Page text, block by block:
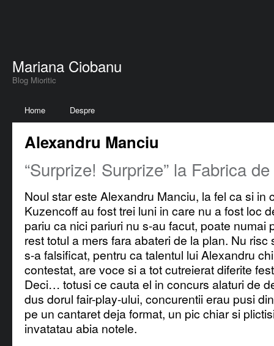
Mariana Ciobanu
Blog Mioritic
Home Despre
Alexandru Manciu
“Surprize! Surprize” la Fabrica
Noul star este Alexandru Manciu, la fel ca si in
Kuzencoff au fost trei luni in care nu a fost loc
pariu ca nici pariuri nu s-au facut, poate numai
rest totul a mers fara abateri de la plan. Nu
s-a falsificat, pentru ca talentul lui Alexandru
contestat, are voce si a tot cutreierat diferite
Deci… totusi ce cauta el in concurs alaturi de
dus dorul fair-play-ului, concurentii erau pusi
pe un cantaret deja format, un pic chiar si
invatatau abia notele.